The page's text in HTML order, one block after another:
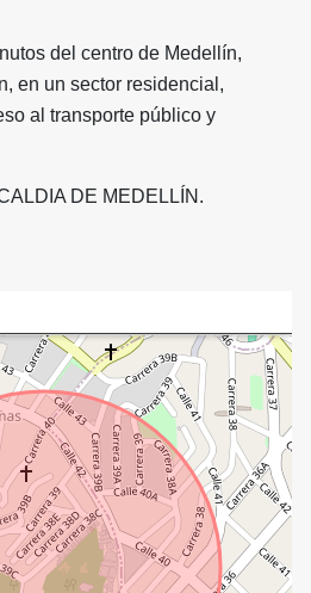
del centro de Medellín,
en un sector residencial,
al transporte público y
DE MEDELLÍN.